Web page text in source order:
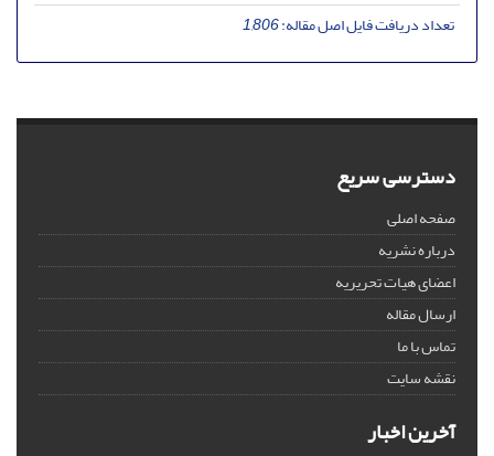
تعداد دریافت فایل اصل مقاله:1,806
دسترسی سریع
صفحه اصلی
درباره نشریه
اعضای هیات تحریریه
ارسال مقاله
تماس با ما
نقشه سایت
آخرین اخبار